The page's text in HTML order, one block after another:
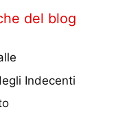
del blog
Indecenti